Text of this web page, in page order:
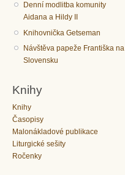
Denní modlitba komunity
Aidana a Hildy II
Knihovnička Getseman
Návštěva papeže Františka na
Slovensku
Knihy
Knihy
Časopisy
Malonákladové publikace
Liturgické sešity
Ročenky